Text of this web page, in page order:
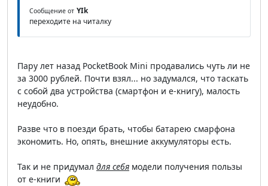
Сообщение от YIk
переходите на читалку
Пару лет назад PocketBook Mini продавались чуть ли не
за 3000 рублей. Почти взял... но задумался, что таскать
с собой два устройства (смартфон и е-книгу), малость
неудобно.
Разве что в поезди брать, чтобы батарею смарфона
экономить. Но, опять, внешние аккумуляторы есть.
Так и не придумал для себя модели получения пользы
от е-книги